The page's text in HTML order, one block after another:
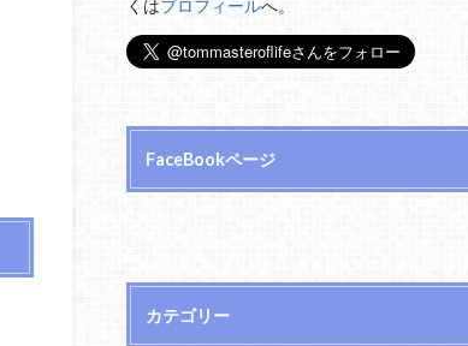
くはプロフィールへ。
FaceBookページ
カテゴリー